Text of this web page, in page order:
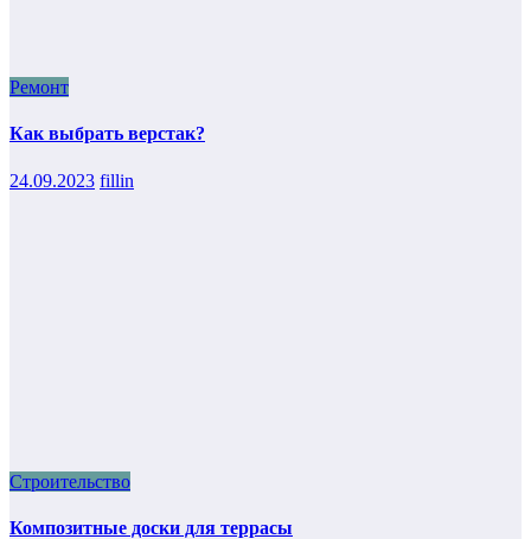
Ремонт
Как выбрать верстак?
24.09.2023 fillin
Строительство
Композитные доски для террасы